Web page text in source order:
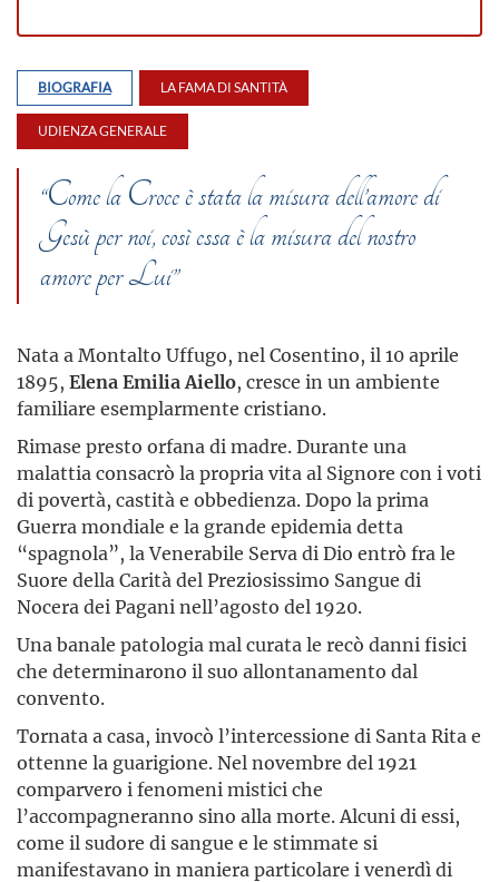
BIOGRAFIA LA FAMA DI SANTITÀ
UDIENZA GENERALE
“Come la Croce è stata la misura dell’amore di
Gesù per noi, così essa è la misura del nostro
amore per Lui”
Nata a Montalto Uffugo, nel Cosentino, il 10 aprile
1895, Elena Emilia Aiello, cresce in un ambiente
familiare esemplarmente cristiano.
Rimase presto orfana di madre. Durante una
malattia consacrò la propria vita al Signore con i voti
di povertà, castità e obbedienza. Dopo la prima
Guerra mondiale e la grande epidemia detta
“spagnola”, la Venerabile Serva di Dio entrò fra le
Suore della Carità del Preziosissimo Sangue di
Nocera dei Pagani nell’agosto del 1920.
Una banale patologia mal curata le recò danni fisici
che determinarono il suo allontanamento dal
convento.
Tornata a casa, invocò l’intercessione di Santa Rita e
ottenne la guarigione. Nel novembre del 1921
comparvero i fenomeni mistici che
l’accompagneranno sino alla morte. Alcuni di essi,
come il sudore di sangue e le stimmate si
manifestavano in maniera particolare i venerdì di